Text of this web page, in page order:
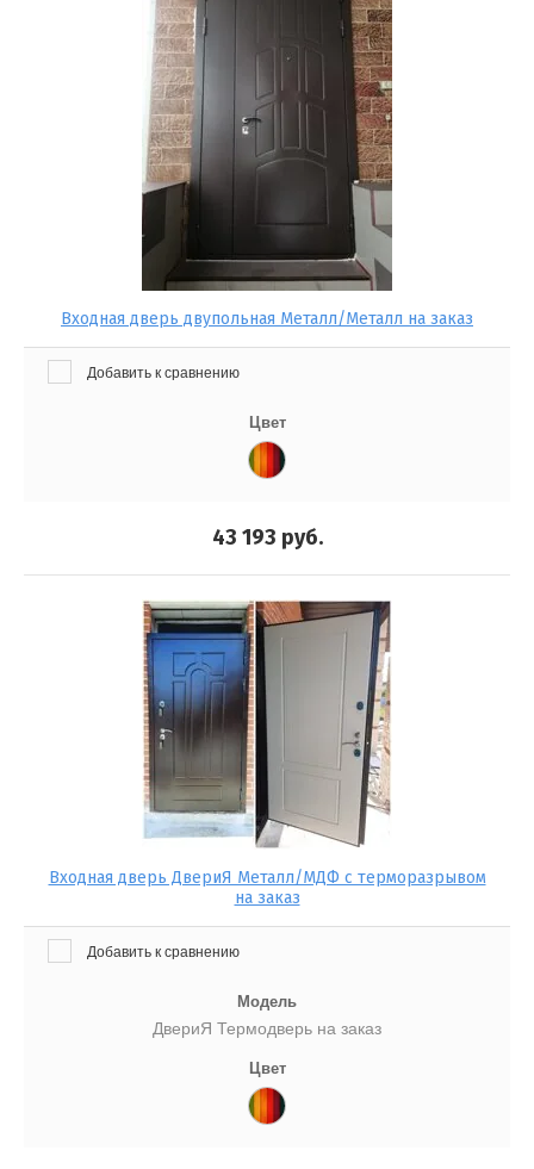
Входная дверь двупольная Металл/Металл на заказ
Добавить к сравнению
Цвет
43 193 руб.
Входная дверь ДвериЯ Металл/МДФ с терморазрывом
на заказ
Добавить к сравнению
Модель
ДвериЯ Термодверь на заказ
Цвет